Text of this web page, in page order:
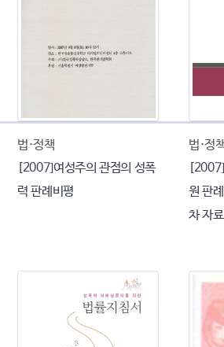
법·정책
[2007]여성주의 관점의 성폭
력 판례비평
법·정
원 판
차 자